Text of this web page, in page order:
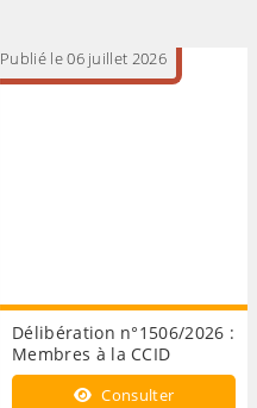
Publié le 06 juillet 2026
Délibération n°1506/2026 :
Membres à la CCID
Consulter